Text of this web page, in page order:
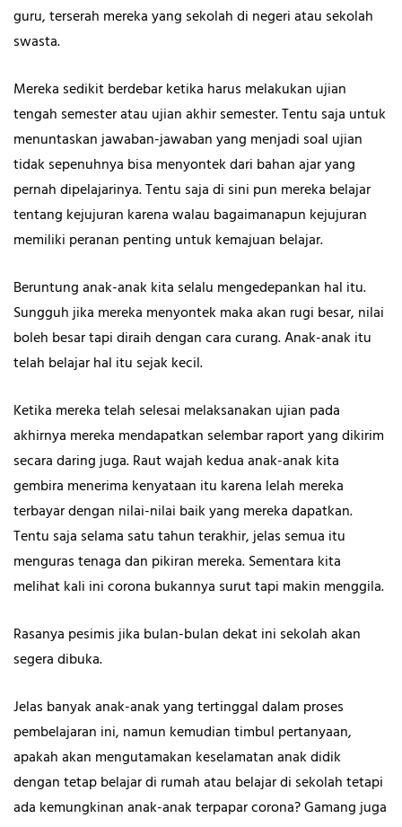
guru, terserah mereka yang sekolah di negeri atau sekolah
swasta.
Mereka sedikit berdebar ketika harus melakukan ujian
tengah semester atau ujian akhir semester. Tentu saja untuk
menuntaskan jawaban-jawaban yang menjadi soal ujian
tidak sepenuhnya bisa menyontek dari bahan ajar yang
pernah dipelajarinya. Tentu saja di sini pun mereka belajar
tentang kejujuran karena walau bagaimanapun kejujuran
memiliki peranan penting untuk kemajuan belajar.
Beruntung anak-anak kita selalu mengedepankan hal itu.
Sungguh jika mereka menyontek maka akan rugi besar, nilai
boleh besar tapi diraih dengan cara curang. Anak-anak itu
telah belajar hal itu sejak kecil.
Ketika mereka telah selesai melaksanakan ujian pada
akhirnya mereka mendapatkan selembar raport yang dikirim
secara daring juga. Raut wajah kedua anak-anak kita
gembira menerima kenyataan itu karena lelah mereka
terbayar dengan nilai-nilai baik yang mereka dapatkan.
Tentu saja selama satu tahun terakhir, jelas semua itu
menguras tenaga dan pikiran mereka. Sementara kita
melihat kali ini corona bukannya surut tapi makin menggila.
Rasanya pesimis jika bulan-bulan dekat ini sekolah akan
segera dibuka.
Jelas banyak anak-anak yang tertinggal dalam proses
pembelajaran ini, namun kemudian timbul pertanyaan,
apakah akan mengutamakan keselamatan anak didik
dengan tetap belajar di rumah atau belajar di sekolah tetapi
ada kemungkinan anak-anak terpapar corona? Gamang juga